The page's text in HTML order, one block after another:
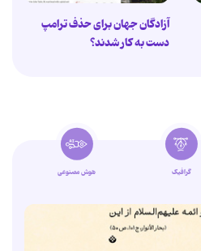
آزادگان جهان برای حذف ترامپ
دست به کار شدند؟
گرافیک هوش مصنوعی